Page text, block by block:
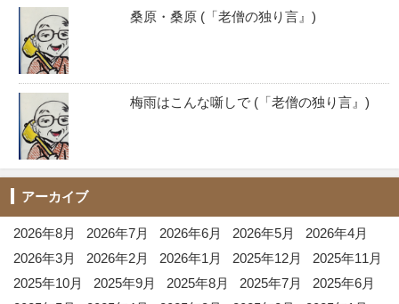
桑原・桑原 (「老僧の独り言』)
梅雨はこんな噺しで (「老僧の独り言』)
アーカイブ
2026年8月 2026年7月 2026年6月 2026年5月
2026年4月
2026年3月
2026年2月 2026年1月 2025年12月
2025年11月
2025年10月
2025年9月 2025年8月 2025年7月
2025年6月